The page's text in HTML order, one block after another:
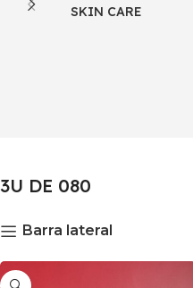
SKIN CARE
3U DE 080
Barra lateral